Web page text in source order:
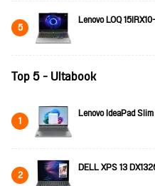
5 Lenovo LOQ
Top 5 - Ultabook
1 Lenovo IdeaPad
2 DELL XPS 13